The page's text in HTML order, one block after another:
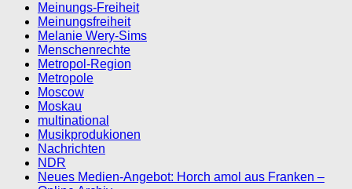
Meinungs-Freiheit
Meinungsfreiheit
Melanie Wery-Sims
Menschenrechte
Metropol-Region
Metropole
Moscow
Moskau
multinational
Musikprodukionen
Nachrichten
NDR
Neues Medien-Angebot: Horch amol aus Franken –